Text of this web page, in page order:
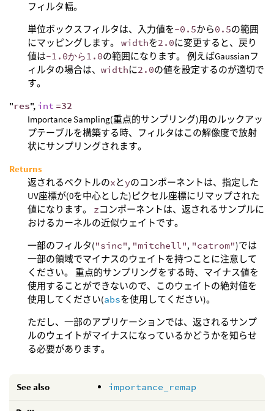
フィルタ幅。
単位ボックスフィルタは、入力値を-0.5から0.5の範囲
にマッピングします。 widthを2.0に変更すると、戻り
値は-1.0から1.0の範囲になります。 例えばGaussianフ
ィルタの場合は、 widthに2.0の値を設定するのが適切で
す。
"res", int =32
Importance Sampling(重点的サンプリング)用のルックアッ
プテーブルを構築する時、フィルタはこの解像度で放射
状にサンプリングされます。
Returns
返されるベクトルのxとyのコンポーネントは、指定した
UV座標が(0を中心とした)ピクセル座標にリマップされた
値になります。 zコンポーネントは、返されるサンプルに
おけるカーネルの近似ウェイトです。
一部のフィルタ("sinc", "mitchell", "catrom")では
一部の領域でマイナスのウェイトを持つことに注意して
ください。 重点的サンプリングをする時、マイナス値を
使用することができないので、このウェイトの絶対値を
使用してください(absを使用してください)。
ただし、一部のアプリケーションでは、返されるサンプ
ルのウェイトがマイナスになっているかどうかを知らせ
る必要があります。
See also importance_remap